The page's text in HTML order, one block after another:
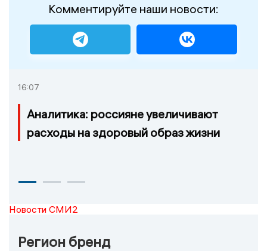
Комментируйте наши новости:
16:07
Аналитика: россияне увеличивают
расходы на здоровый образ жизни
Новости СМИ2
Регион бренд